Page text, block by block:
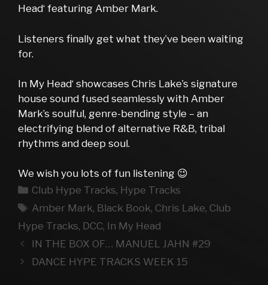
Head‘ featuring Amber Mark.
Listeners finally get what they’ve been waiting
for.
In My Head‘ showcases Chris Lake’s signature
house sound fused seamlessly with Amber
Mark’s soulful, genre-bending style – an
electrifying blend of alternative R&B, tribal
rhythms and deep soul.
We wish you lots of fun listening 😉
Kategorien
Club Hype Tracks, Hype Tracks
Schlagwörter
Amber Mark, Black Book, Chris Lake, Club
Hype Tracks, DCC, In My Head
IN THE BOX OF… MANUEL JAHN #29
DANCE HYPE TRACKS WEEK 15